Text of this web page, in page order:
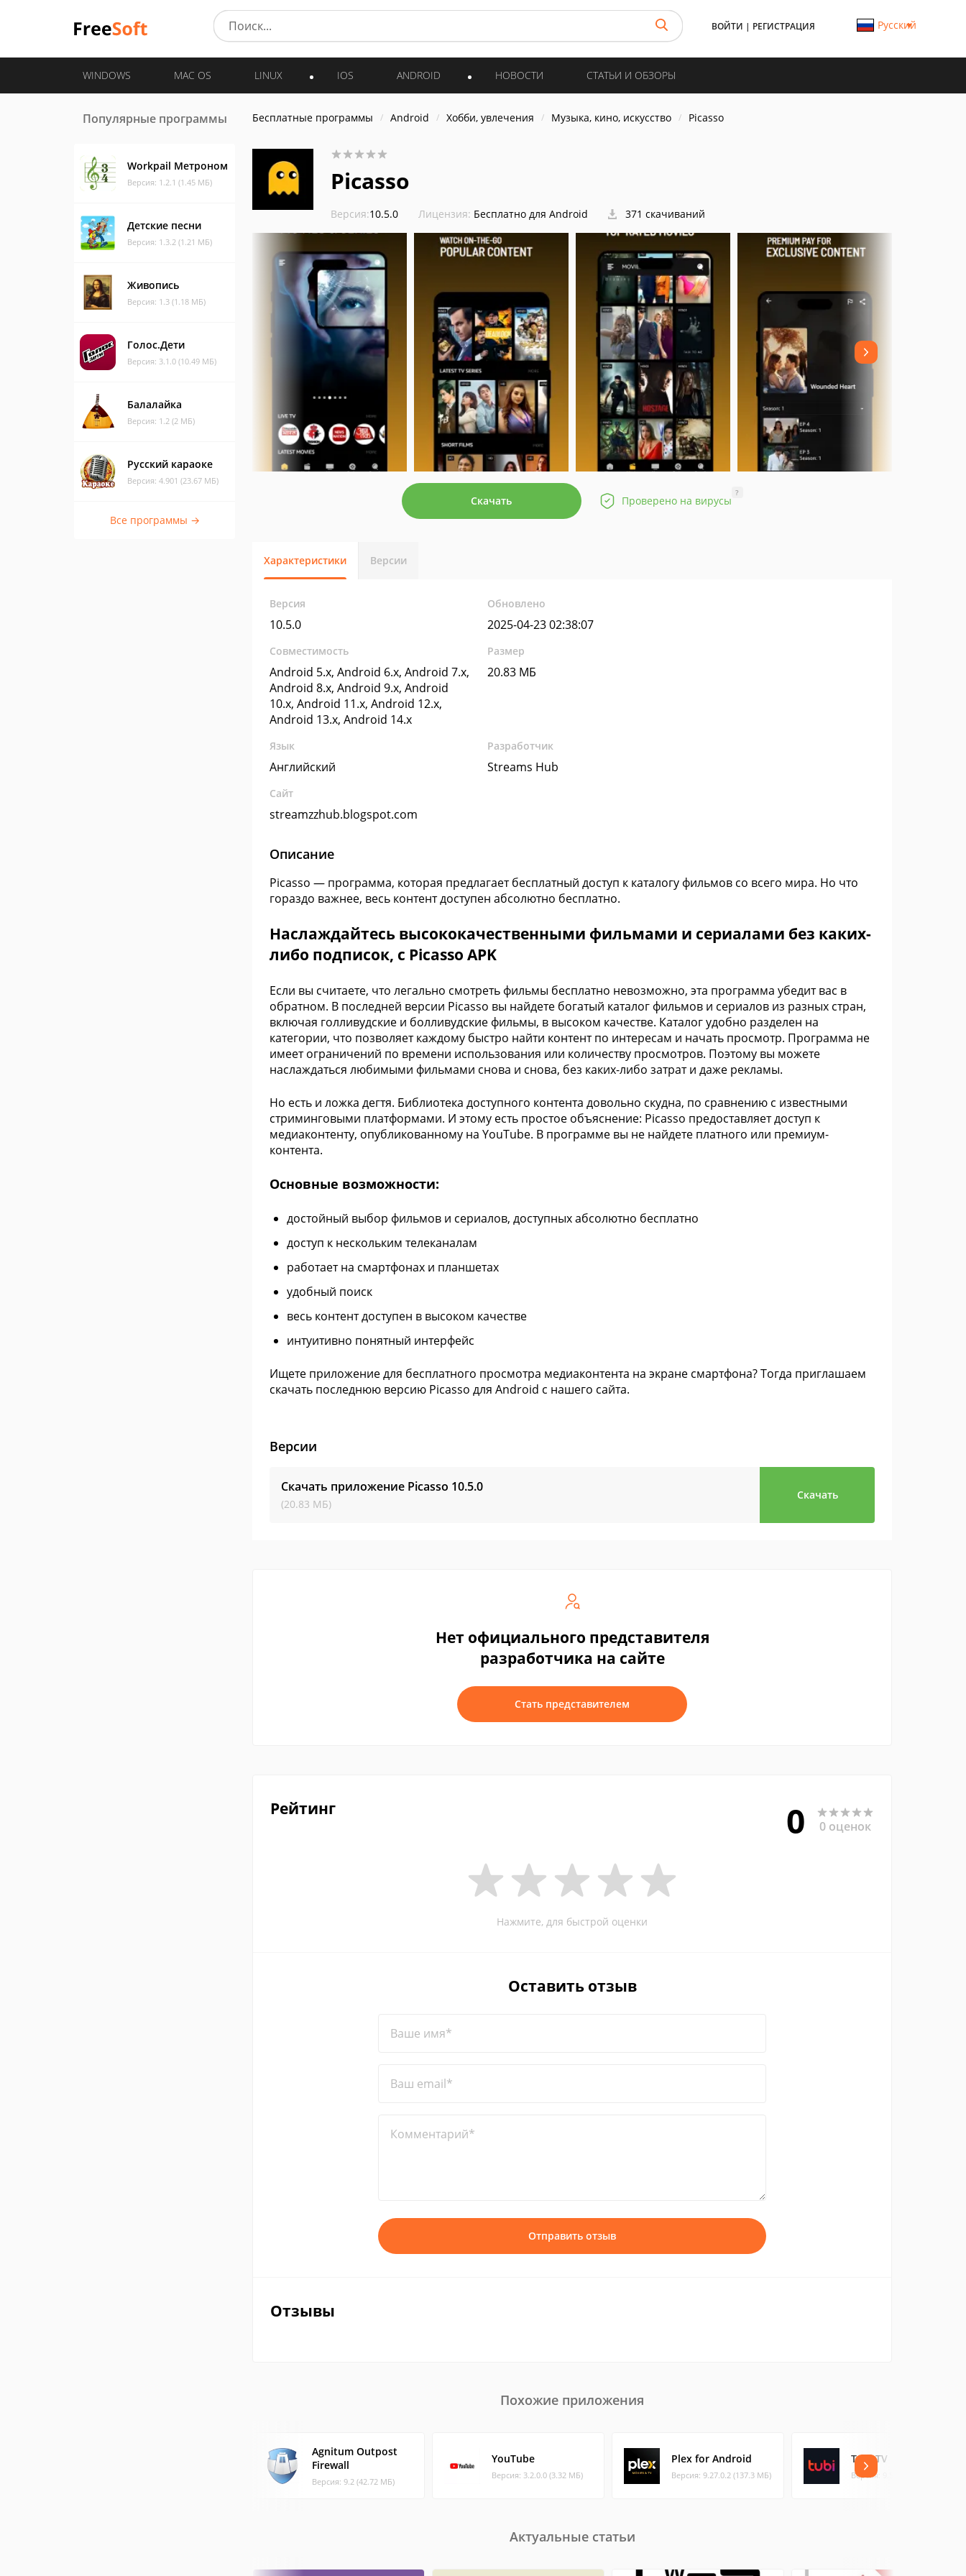
ВОЙТИ | РЕГИСТРАЦИЯ Русский
WINDOWS MAC OS LINUX IOS ANDROID НОВОСТИ СТАТЬИ И ОБЗОРЫ
Популярные программы
Workpail Метроном
Версия: 1.2.1 (1.45 МБ)
Детские песни
Версия: 1.3.2 (1.21 МБ)
Живопись
Версия: 1.3 (1.18 МБ)
Голос.Дети
Версия: 3.1.0 (10.49 МБ)
Балалайка
Версия: 1.2 (2 МБ)
Русский караоке
Версия: 4.901 (23.67 МБ)
Все программы →
Бесплатные программы Android Хобби, увлечения Музыка, кино, искусство Picasso
Picasso
Версия:10.5.0 Лицензия: Бесплатно для Android 371 скачиваний
Скачать Проверено на вирусы
?
Характеристики Версии
Версия
10.5.0
Обновлено
2025-04-23 02:38:07
Совместимость
Android 5.x, Android 6.x, Android 7.x,
Android 8.x, Android 9.x, Android
10.x, Android 11.x, Android 12.x,
Android 13.x, Android 14.x
Размер
20.83 МБ
Язык
Английский
Разработчик
Streams Hub
Сайт
streamzzhub.blogspot.com
Описание
Picasso — программа, которая предлагает бесплатный доступ к каталогу фильмов со всего мира. Но что
гораздо важнее, весь контент доступен абсолютно бесплатно.
Наслаждайтесь высококачественными фильмами и сериалами без каких-
либо подписок, с Picasso APK
Если вы считаете, что легально смотреть фильмы бесплатно невозможно, эта программа убедит вас в
обратном. В последней версии Picasso вы найдете богатый каталог фильмов и сериалов из разных стран,
включая голливудские и болливудские фильмы, в высоком качестве. Каталог удобно разделен на
категории, что позволяет каждому быстро найти контент по интересам и начать просмотр. Программа не
имеет ограничений по времени использования или количеству просмотров. Поэтому вы можете
наслаждаться любимыми фильмами снова и снова, без каких-либо затрат и даже рекламы.
Но есть и ложка дегтя. Библиотека доступного контента довольно скудна, по сравнению с известными
стриминговыми платформами. И этому есть простое объяснение: Picasso предоставляет доступ к
медиаконтенту, опубликованному на YouTube. В программе вы не найдете платного или премиум-
контента.
Основные возможности:
достойный выбор фильмов и сериалов, доступных абсолютно бесплатно
доступ к нескольким телеканалам
работает на смартфонах и планшетах
удобный поиск
весь контент доступен в высоком качестве
интуитивно понятный интерфейс
Ищете приложение для бесплатного просмотра медиаконтента на экране смартфона? Тогда приглашаем
скачать последнюю версию Picasso для Android с нашего сайта.
Версии
Скачать приложение Picasso 10.5.0
(20.83 МБ)
Скачать
Нет официального представителя
разработчика на сайте
Стать представителем
Рейтинг 0 0 оценок
Нажмите, для быстрой оценки
Оставить отзыв
Ваше имя*
Ваш email*
Комментарий*
Отправить отзыв
Отзывы
Похожие приложения
Agnitum Outpost
Firewall
Версия: 9.2 (42.72 МБ)
YouTube
Версия: 3.2.0.0 (3.32 МБ)
Plex for Android
Версия: 9.27.0.2 (137.3 МБ)
Tubi TV
Версия: 9.50.0 (73.49 МБ)
Актуальные статьи